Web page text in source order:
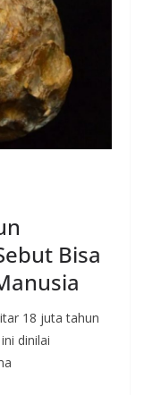
Bisa
18 juta tahun
dinilai